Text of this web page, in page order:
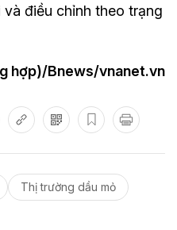
điều chỉnh theo trạng
hợp)/Bnews/vnanet.vn
Thị trường dầu mỏ